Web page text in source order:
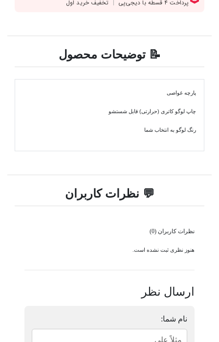
📝 توضیحات محصول
پارچه غواصی
چاپ لوگو کاتری (حرارتی) قابل شستشو
رنگ لوگو به انتخاب شما
💬 نظرات کاربران
نظرات کاربران (0)
هنوز نظری ثبت نشده است.
ارسال نظر
نام شما: